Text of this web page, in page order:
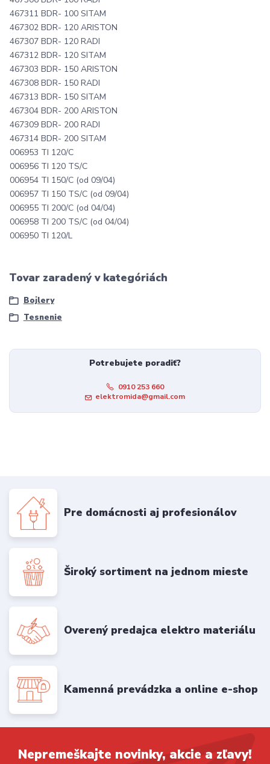
467311 BDR- 100 SITAM
467302 BDR- 120 ARISTON
467307 BDR- 120 RADI
467312 BDR- 120 SITAM
467303 BDR- 150 ARISTON
467308 BDR- 150 RADI
467313 BDR- 150 SITAM
467304 BDR- 200 ARISTON
467309 BDR- 200 RADI
467314 BDR- 200 SITAM
006953 TI 120/C
006956 TI 120 TS/C
006954 TI 150/C (od 09/04)
006957 TI 150 TS/C (od 09/04)
006955 TI 200/C (od 04/04)
006958 TI 200 TS/C (od 04/04)
006950 TI 120/L
Tovar zaradený v kategóriách
Bojlery
Tesnenie
Potrebujete poradiť?
0910 253 660
elektromida@gmail.com
Pre domácnosti aj profesionálov
Široký sortiment na jednom mieste
Overený predajca elektro materiálu
Kamenná prevádzka a online e-shop
Nepremeškajte novinky, akcie a zľavy!